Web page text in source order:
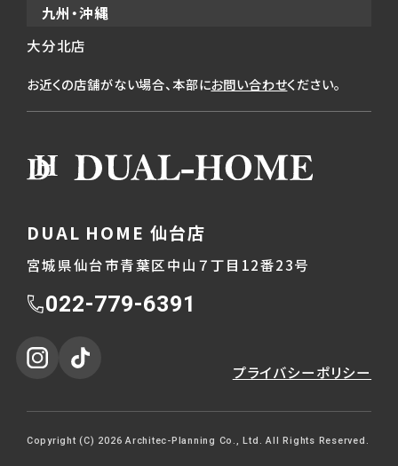
九州・沖縄
大分北店
お近くの店舗がない場合、本部にお問い合わせください。
DUAL HOME 仙台店
宮城県仙台市青葉区中山７丁目12番23号
022-779-6391
プライバシーポリシー
Copyright (C) 2026 Architec-Planning Co., Ltd. All Rights Reserved.